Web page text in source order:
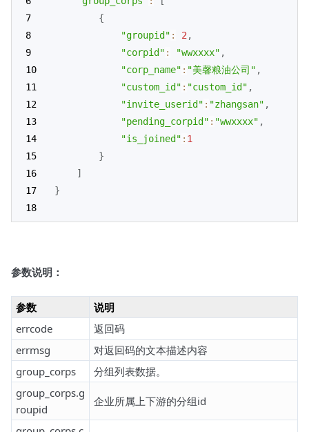
{
"groupid" : 2 ,
"corpid" : "wwxxxx" ,
"corp_name" : "美馨粮油公司" ,
"custom_id" : "custom_id" ,
"invite_userid" : "zhangsan" ,
"pending_corpid" : "wwxxxx" ,
"is_joined" : 1
}
]
}
参数说明：
参数
说明
errcode
返回码
errmsg
对返回码的文本描述内容
group_corps
分组列表数据。
group_corps.g
roupid
企业所属上下游的分组id